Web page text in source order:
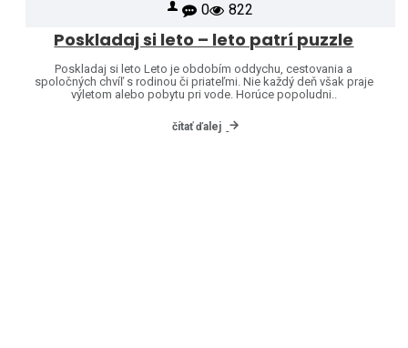
0 822
Poskladaj si leto – leto patrí puzzle
Poskladaj si leto Leto je obdobím oddychu, cestovania a
spoločných chvíľ s rodinou či priateľmi. Nie každý deň však praje
výletom alebo pobytu pri vode. Horúce popoludni..
čítať ďalej